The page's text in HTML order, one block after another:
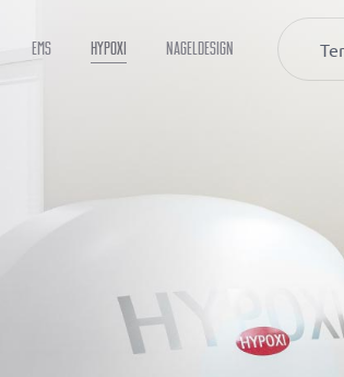
EMS HYPOXI Nageldesign